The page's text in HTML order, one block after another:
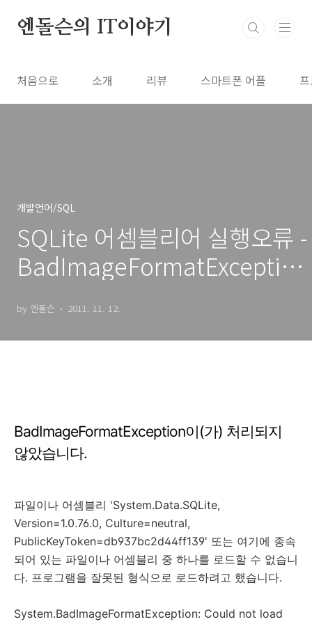
엔돌슨의 IT이야기
처음으로 소개 리뷰 스마트폰 어플
개발언어/SQL
SQLite 어셈블리어 실행오류 -
BadImageFormatException
by 엔돌슨 2011. 11. 12.
BadImageFormatException이(가) 처리되지
않았습니다.
파일이나 어셈블리 'System.Data.SQLite,
Version=1.0.76.0, Culture=neutral,
PublicKeyToken=db937bc2d44ff139' 또는 여기에 종속
되어 있는 파일이나 어셈블리 중 하나를 로드할 수 없습니
다. 프로그램을 잘못된 형식으로 로드하려고 했습니다.
System.BadImageFormatException: Could not load